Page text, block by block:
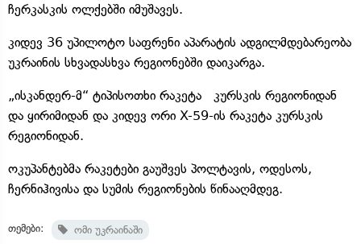
ჩერკასკის ოლქებში იმუშავეს.
კიდევ 36 უპილოტო საფრენი აპარატის ადგილმდებარეობა
უკრაინის სხვადასხვა რეგიონებში დაიკარგა.
„ისკანდერ-მ“ ტიპისოთხი რაკეტა კურსკის რეგიონიდან
და ყირიმიდან და კიდევ ორი ​​X-59-ის რაკეტა კურსკის
რეგიონიდან.
ოკუპანტებმა რაკეტები გაუშვეს პოლტავის, ოდესოს,
ჩერნიჰივისა და სუმის რეგიონების წინააღმდეგ.
თემები: ომი უკრაინაში